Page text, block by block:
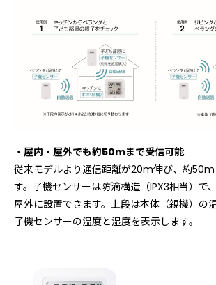
・屋内・屋外でも約50mまで受信可能
従来モデルより通信距離が20m伸び、約
す。子機センサーは防滴構造（IPX3相当）で
屋外に設置できます。上段は本体（親機）の
子機センサーの温度と湿度を表示します。